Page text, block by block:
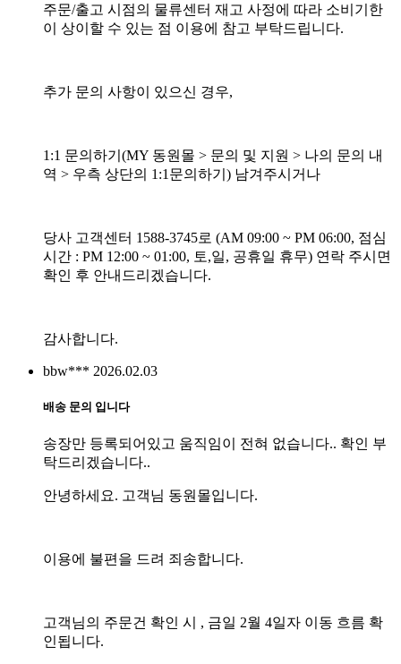
주문/출고 시점의 물류센터 재고 사정에 따라 소비기한
이 상이할 수 있는 점 이용에 참고 부탁드립니다.
추가 문의 사항이 있으신 경우,
1:1 문의하기(MY 동원몰 > 문의 및 지원 > 나의 문의 내
역 > 우측 상단의 1:1문의하기) 남겨주시거나
당사 고객센터 1588-3745로 (AM 09:00 ~ PM 06:00, 점심
시간 : PM 12:00 ~ 01:00, 토,일, 공휴일 휴무) 연락 주시면
확인 후 안내드리겠습니다.
감사합니다.
bbw*** 2026.02.03
배송 문의 입니다
송장만 등록되어있고 움직임이 전혀 없습니다.. 확인 부
탁드리겠습니다..
안녕하세요. 고객님 동원몰입니다.
이용에 불편을 드려 죄송합니다.
고객님의 주문건 확인 시 , 금일 2월 4일자 이동 흐름 확
인됩니다.